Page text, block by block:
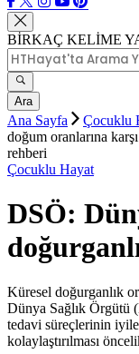
BİRKAÇ KELİME
Ara
Ana Sayfa Çocuklu
doğum oranlarına
rehberi
Çocuklu Hayat
DSÖ:
Küresel doğurganlık
Dünya Sağlık Örgütü
tedavi süreçlerinin
kolaylaştırılması